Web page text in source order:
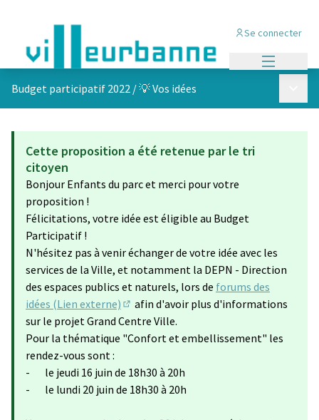
Se connecter
Budget participatif 2022 /💡 Vos idées
Cette proposition a été retenue par le tri
citoyen
Bonjour Enfants du parc et merci pour votre
proposition !
Félicitations, votre idée est éligible au Budget
Participatif !
N'hésitez pas à venir échanger de votre idée avec les
services de la Ville, et notamment la DEPN - Direction
des espaces publics et naturels, lors de forums des
idées (Lien externe)
(S'ouvre dans un nouvel onglet)
afin d'avoir plus d'informations
sur le projet Grand Centre Ville.
Pour la thématique "Confort et embellissement" les
rendez-vous sont :
- le jeudi 16 juin de 18h30 à 20h
- le lundi 20 juin de 18h30 à 20h